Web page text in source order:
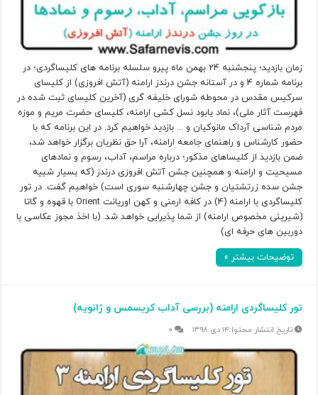
زمان بازدید؛ پنجشنبه 24 بهمن ماه پیرو سلسله برنامه های کلیساگردی؛ در
برنامه شماره 4 و در آستانه جشن درندز ارامنه (آتش افروزی) از کلیسای
سرکیس مقدس در محوطه شورای خلیفه گری (آخرین کلیسای ثبت شده در
فهرست آثار ملی)، نماد یابود نسل کشی ارامنه، کلیسای حضرت مریم و موزه
مردم شناسی آرداک مانوکیان و ... بازدید خواهیم کرد. در این برنامه که با
حضور کارشناس و راهنمای جامعه ارامنه، آرا حق نظریان برگزار خواهد شد،
ضمن بازدید از کلیساهای مذکور؛ درباره مراسم، آداب، رسوم و نمادهای
مسیحیت و ارامنه و همچنین جشن آتش افروزی درندز (که بسیار شبیه
جشن سده زرتشتیان و جشن چهارشنبه سوری است) خواهیم گفت. در تور
کلیساگردی با ارامنه (4) در کافه ارمنی و کهن اوریانت Orient با قهوه و گاتا
(شیرینی مخصوص ارامنه) از شما پذیرایی خواهد شد. (با اخذ مجوز عکاسی با
دوربین های حرفه ای)
توضیحات بیشتر »
تور کلیساگردی ارامنه (بررسی آداب کریسمس و ژانویه)
۱۴ دی ۱۳۹۸ ۰